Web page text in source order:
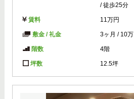
/ 徒歩25分
賃料 11万円
敷金 / 礼金 3ヶ月 / 10万
階数 4階
坪数 12.5坪